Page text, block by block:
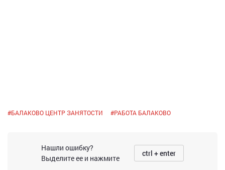
#БАЛАКОВО ЦЕНТР ЗАНЯТОСТИ #РАБОТА БАЛАКОВО
Нашли ошибку?
Выделите ее и нажмите
ctrl + enter